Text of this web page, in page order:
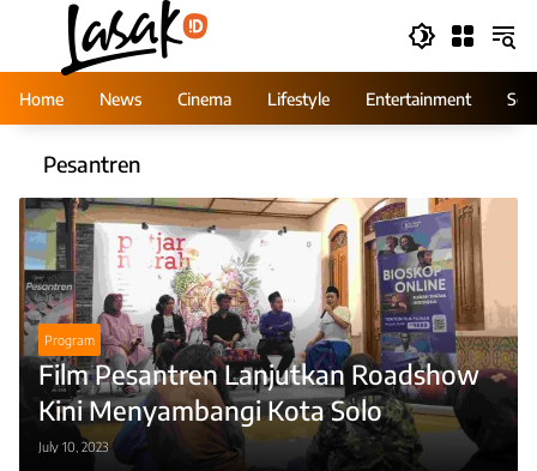
Home
News Cinema Lifestyle Entertainment
Pesantren
Program
Film Pesantren Lanjutkan Roadshow
Kini Menyambangi Kota Solo
July 10, 2023